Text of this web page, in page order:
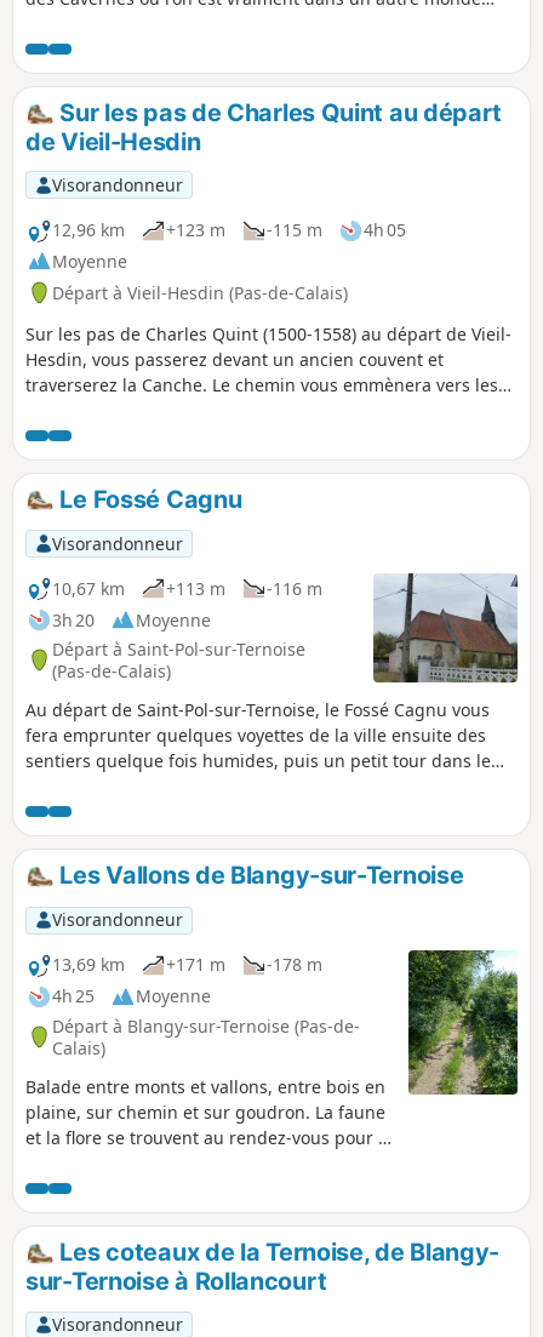
devenant très difficile en période humide dans le riez et le
ravin.
Sur les pas de Charles Quint au départ
de Vieil-Hesdin
Visorandonneur
12,96 km
+123 m -115 m
4h 05
Moyenne
Départ à Vieil-Hesdin (Pas-de-Calais)
Sur les pas de Charles Quint (1500-1558) au départ de Vieil-
Hesdin, vous passerez devant un ancien couvent et
traverserez la Canche. Le chemin vous emmènera vers les
en descente via le Chemin des Morts. De beaux points de
vue s'offriront à vous vers la forêt d'Hesdin et si comme moi
vous avez la chance, vous croiserez peut-être quelques
chevreuils.
Le Fossé Cagnu
Visorandonneur
10,67 km
+113 m
-116 m
3h 20
Moyenne
Départ à Saint-Pol-sur-Ternoise
(Pas-de-Calais)
Au départ de Saint-Pol-sur-Ternoise, le Fossé Cagnu vous
fera emprunter quelques voyettes de la ville ensuite des
sentiers quelque fois humides, puis un petit tour dans le
chemin, il n'est pas rare de croiser quelques chevreuils.
Les Vallons de Blangy-sur-Ternoise
Visorandonneur
13,69 km
+171 m
-178 m
4h 25
Moyenne
Départ à Blangy-sur-Ternoise (Pas-de-
Calais)
Balade entre monts et vallons, entre bois en
plaine, sur chemin et sur goudron. La faune
et la flore se trouvent au rendez-vous pour le
grimpettes mais rien d'insurmontable.
Les coteaux de la Ternoise, de Blangy-
sur-Ternoise à Rollancourt
Visorandonneur